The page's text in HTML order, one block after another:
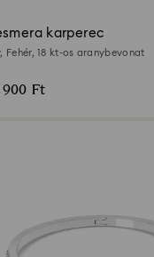
karperec
Fehér, 18 kt-os aranybevonat
Ft